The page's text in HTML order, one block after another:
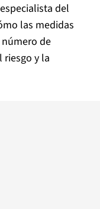
del
las medidas
de
y la